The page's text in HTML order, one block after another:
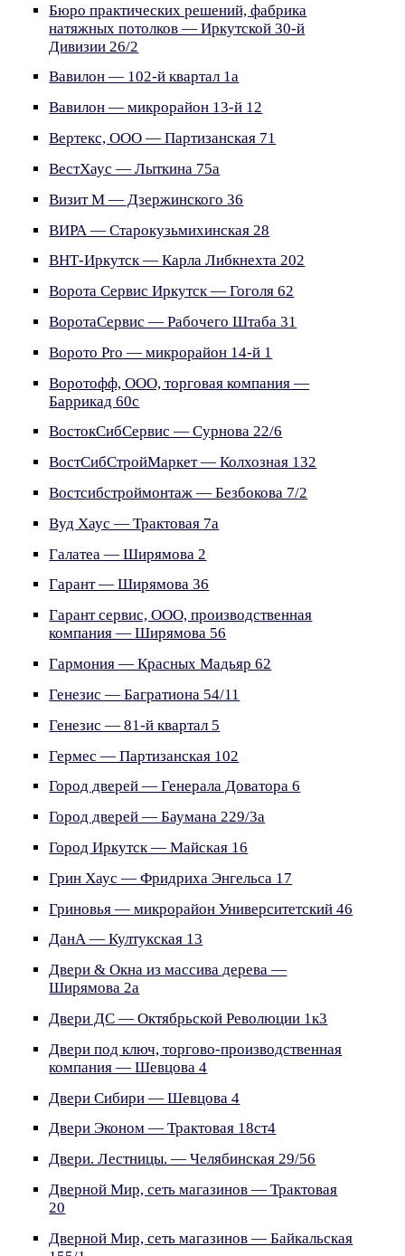
Бюро практических решений, фабрика
натяжных потолков — Иркутской 30-й
Дивизии 26/2
Вавилон — 102-й квартал 1а
Вавилон — микрорайон 13-й 12
Вертекс, ООО — Партизанская 71
ВестХаус — Лыткина 75а
Визит М — Дзержинского 36
ВИРА — Старокузьмихинская 28
ВНТ-Иркутск — Карла Либкнехта 202
Ворота Сервис Иркутск — Гоголя 62
ВоротаСервис — Рабочего Штаба 31
Ворото Pro — микрорайон 14-й 1
Воротофф, ООО, торговая компания —
Баррикад 60с
ВостокСибСервис — Сурнова 22/6
ВостСибСтройМаркет — Колхозная 132
Востсибстроймонтаж — Безбокова 7/2
Вуд Хаус — Трактовая 7а
Галатеа — Ширямова 2
Гарант — Ширямова 36
Гарант сервис, ООО, производственная
компания — Ширямова 56
Гармония — Красных Мадьяр 62
Генезис — Багратиона 54/11
Генезис — 81-й квартал 5
Гермес — Партизанская 102
Город дверей — Генерала Доватора 6
Город дверей — Баумана 229/3а
Город Иркутск — Майская 16
Грин Хаус — Фридриха Энгельса 17
Гриновья — микрорайон Университетский 46
ДанА — Култукская 13
Двери & Окна из массива дерева —
Ширямова 2а
Двери ДС — Октябрьской Революции 1к3
Двери под ключ, торгово-производственная
компания — Шевцова 4
Двери Сибири — Шевцова 4
Двери Эконом — Трактовая 18ст4
Двери. Лестницы. — Челябинская 29/56
Дверной Мир, сеть магазинов — Трактовая
20
Дверной Мир, сеть магазинов — Байкальская